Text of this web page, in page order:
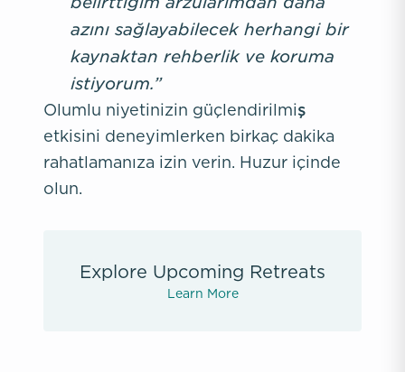
azını sağlayabilecek herhangi bir
kaynaktan rehberlik ve koruma
istiyorum.”
Olumlu niyetinizin güçlendirilmiş
etkisini deneyimlerken birkaç dakika
rahatlamanıza izin verin. Huzur içinde
olun.
Explore Upcoming Retreats
Learn More